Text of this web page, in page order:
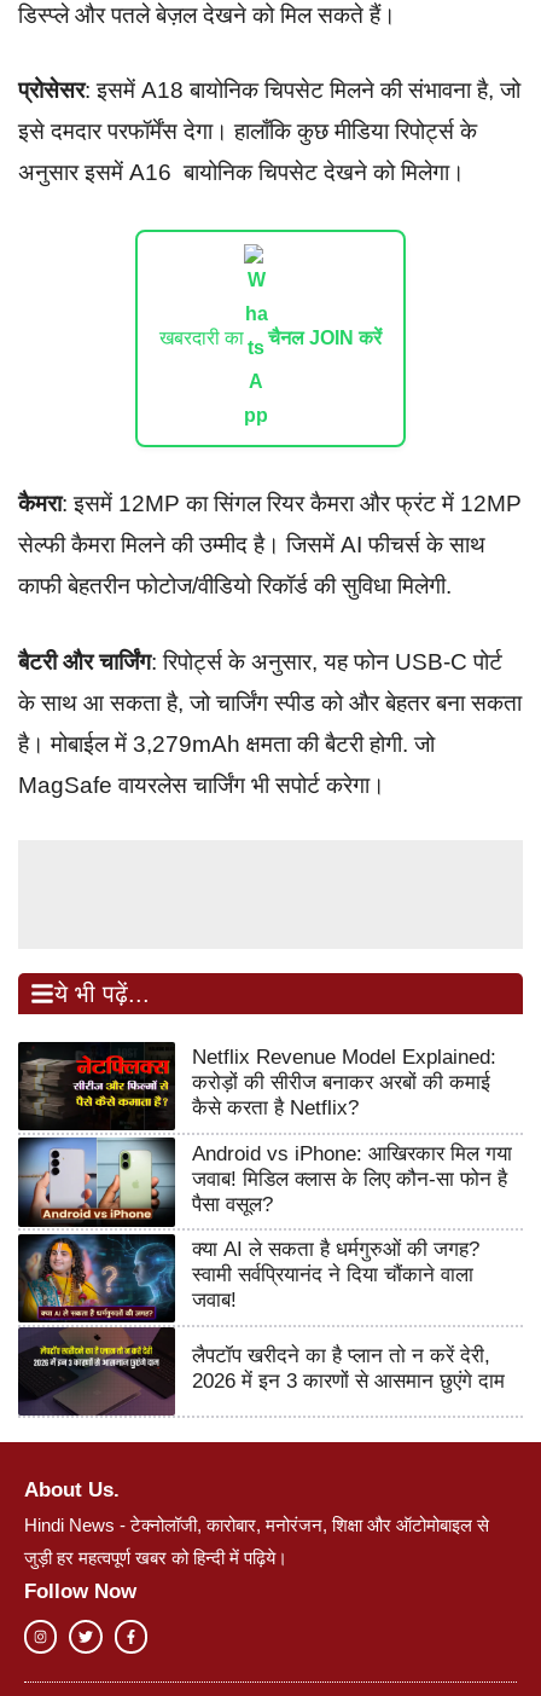
डिस्प्ले और पतले बेज़ल देखने को मिल सकते हैं।
प्रोसेसर: इसमें A18 बायोनिक चिपसेट मिलने की संभावना है, जो
इसे दमदार परफॉर्मेंस देगा। हालाँकि कुछ मीडिया रिपोर्ट्स के
अनुसार इसमें A16 बायोनिक चिपसेट देखने को मिलेगा।
खबरदारी का चैनल JOIN करें
कैमरा: इसमें 12MP का सिंगल रियर कैमरा और फ्रंट में 12MP
सेल्फी कैमरा मिलने की उम्मीद है। जिसमें AI फीचर्स के साथ
काफी बेहतरीन फोटोज/वीडियो रिकॉर्ड की सुविधा मिलेगी.
बैटरी और चार्जिंग: रिपोर्ट्स के अनुसार, यह फोन USB-C पोर्ट
के साथ आ सकता है, जो चार्जिंग स्पीड को और बेहतर बना सकता
है। मोबाईल में 3,279mAh क्षमता की बैटरी होगी. जो
MagSafe वायरलेस चार्ज‍िंग भी सपोर्ट करेगा।
ये भी पढ़ें...
Netflix Revenue Model Explained:
करोड़ों की सीरीज बनाकर अरबों की कमाई
कैसे करता है Netflix?
Android vs iPhone: आखिरकार मिल गया
जवाब! मिडिल क्लास के लिए कौन-सा फोन है
पैसा वसूल?
क्या AI ले सकता है धर्मगुरुओं की जगह?
स्वामी सर्वप्रियानंद ने दिया चौंकाने वाला
जवाब!
लैपटॉप खरीदने का है प्लान तो न करें देरी,
2026 में इन 3 कारणों से आसमान छुएंगे दाम
About Us.
Hindi News - टेक्नोलॉजी, कारोबार, मनोरंजन, शिक्षा और ऑटोमोबाइल से
जुड़ी हर महत्वपूर्ण खबर को हिन्दी में पढ़िये।
Follow Now